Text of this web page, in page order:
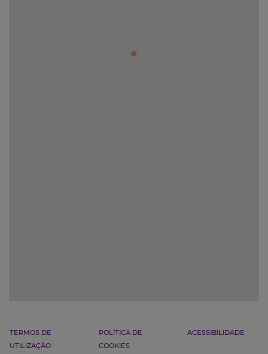
TERMOS DE
UTILIZAÇÃO
POLÍTICA DE
COOKIES
ACESSIBILIDADE